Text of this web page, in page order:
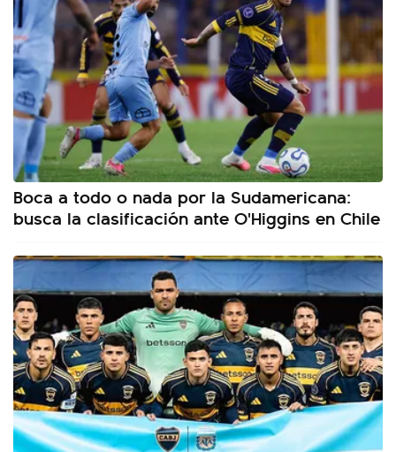
Boca a todo o nada por la Sudamericana:
busca la clasificación ante O'Higgins en Chile